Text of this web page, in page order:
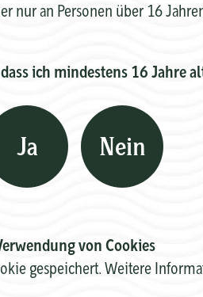
nur an Personen über 16
ich mindestens 16 Jahre
Ja Nein
von Cookies
gespeichert. Weitere